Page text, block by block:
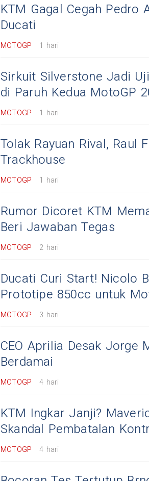
KTM Gagal Cegah Pedro
Ducati
MOTOGP 1 hari
Sirkuit Silverstone Jadi
di Paruh Kedua MotoGP
MOTOGP 1 hari
Tolak Rayuan Rival, Raul
Trackhouse
MOTOGP 1 hari
Rumor Dicoret KTM
Beri Jawaban Tegas
MOTOGP 2 hari
Ducati Curi Start! Nicolo
Prototipe 850cc untuk
MOTOGP 3 hari
CEO Aprilia Desak Jorge
Berdamai
MOTOGP 4 hari
KTM Ingkar Janji?
Skandal Pembatalan
MOTOGP 4 hari